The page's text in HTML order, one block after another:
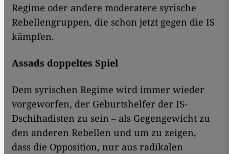
Regime oder andere moderatere syrische
Rebellengruppen, die schon jetzt gegen die IS
kämpfen.
Assads doppeltes Spiel
Dem syrischen Regime wird immer wieder
vorgeworfen, der Geburtshelfer der IS-
Dschihadisten zu sein – als Gegengewicht zu
den anderen Rebellen und um zu zeigen,
dass die Opposition, nur aus radikalen